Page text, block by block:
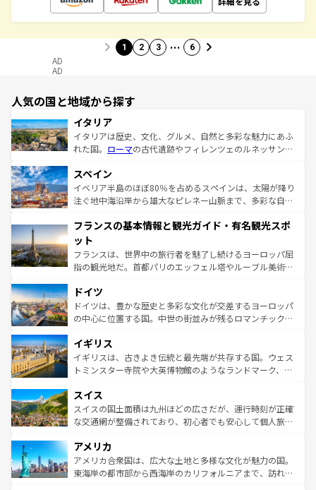
1 2 3 … 6
AD
AD
人気の国と地域から探す
イタリア
イタリアは歴史、文化、グルメ、自然と多彩な魅力にあふ
れた国。 ローマの古代遺跡やフィレンツェのルネッサンス
ろん、トスカーナの美しい田園風景やアマルフィ海岸の絶
景など、自然景観も見逃せない。観光の合間には、本場の
ピザやパスタなど、絶品のイタリア料理を堪能することも
ませてくれるイタリアで、忘れられない旅をしてみよう！
なお、新着のイタリア情報は
しい。
スペイン
イベリア半島のほぼ80％を占めるスペインは、太陽が降り
注ぐ地中海沿岸から雄大なピレネー山脈まで、多彩な自然
文化が根付くこの国では、情熱的なフラメンコ、熱気あふ
れる闘牛、そして美味しいタパスが生活の一部となってい
る。首都マドリードの洗練された雰囲気や、バルセロナの
アートに溢れた街角から、地方では古代ローマ遺跡や中世
せる。地方によって風土や気候が異なるスペインはその個
性で訪れる人を魅了する。 なお、新着のスペイン情報は コ
ンテンツ一覧を参照してほしい。
フランスの基本情報と観光ガイド・有名観光スポ
ット
フランスは、世界中の旅行者を魅了し続けるヨーロッパ屈
指の観光地だ。首都パリのエッフェル塔やルーブル美術館
で、幅広い魅力が詰まっている。華麗な宮殿、歴史的な大
聖堂、美しいビーチ、そして豊かな自然が、訪れる者を心
から魅了する。また、フランスは美食の国としても知ら
いる。シャンパンの発祥地であるランス、プロヴァンスの
香り高いラベンダー畑など、多彩な楽しみ方が可能だ。さ
らに、パリ以外の地域にも魅力が溢れており、どの街角に
れる地方に足を運ぶとそれぞれで全く異なる文化を体験で
きるだろう。 なお、新着のフランス情報はコンテンツ一覧
を参照してほしい。
ドイツ
ドイツは、豊かな歴史と多彩な文化が交差するヨーロッパ
の中心に位置する国。中世の街並みが残るロマンチック街
顔を持つこの国は、どこを歩いても飽きることがない。ベ
ルリンの文化的活気、バイエルン州のアルプスの絶景、そ
してライン川沿いのワイン畑といった風景は必見。ビール
は、お酒好きな人にはぜひ体験してほしい。 なお、新着の
ドイツ情報はコンテンツ一覧を参照してほしい。
イギリス
イギリスは、古きよき伝統と最先端が共存する国。ウェス
トミンスター寺院や大英博物館のようなランドマーク、歴
リアごとに異なる魅力がある。また、優雅なアフタヌーン
ティー、ビール好きにはたまらない英国パブ、サッカー観
戦など、本場だからこそできる体験も豊富。イギリスを旅
ンツ一覧を参照してほしい。
スイス
スイスの国土面積は九州ほどの広さだが、運行時刻が正確
な交通網が整備されており、初心者でも安心して個人旅行
の建物がそのまま残る町や、スイスならではのユニークな
博物館もあり、アルプス観光だけでなく町歩きも満喫する
ことができる。国民の所得が高いため物価も高いが、旅行
アメリカ
アメリカ合衆国は、広大な土地と多様な文化が魅力の国。
東海岸の都市部から西海岸のカリフォルニアまで、訪れる